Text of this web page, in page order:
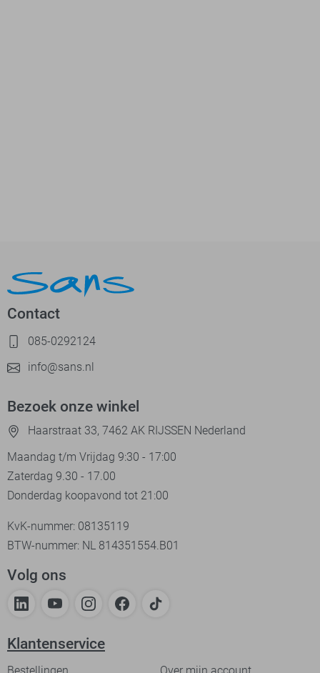
Contact
085-0292124
info@sans.nl
Bezoek onze winkel
Haarstraat 33, 7462 AK RIJSSEN Nederland
Maandag t/m Vrijdag 9:30 - 17:00
Zaterdag 9.30 - 17.00
Donderdag koopavond tot 21:00
KvK-nummer: 08135119
BTW-nummer: NL 814351554.B01
Volg ons
Klantenservice